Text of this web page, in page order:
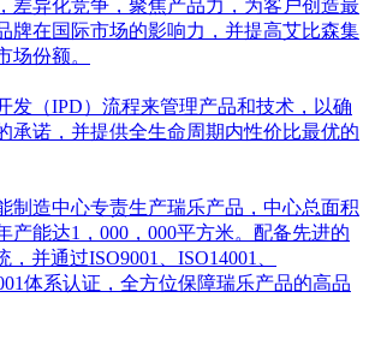
差异化竞争，聚焦产品力，为客户创造最
牌在国际市场的影响力，并提高艾比森集
场份额。
发（IPD）流程来管理产品和技术，以确
承诺，并提供全生命周期内性价比最优的
制造中心专责生产瑞乐产品，中心总面积
产能达1，000，000平方米。配备先进的
并通过ISO9001、ISO14001、
体系认证，全方位保障瑞乐产品的高品